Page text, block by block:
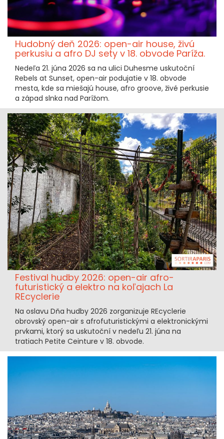
Hudobný deň 2026: open-air house, živú
perkusiu a afro DJ sety v 18. obvode Paríža.
Nedeľa 21. júna 2026 sa na ulici Duhesme uskutoční
Rebels at Sunset, open-air podujatie v 18. obvode
mesta, kde sa miešajú house, afro groove, živé perkusie
a západ slnka nad Parížom.
Festival hudby 2026: open-air afro-
futuristický a elektro na koľajach La
REcyclerie
Na oslavu Dňa hudby 2026 zorganizuje REcyclerie
obrovský open-air s afrofuturistickými a elektronickými
prvkami, ktorý sa uskutoční v nedeľu 21. júna na
tratiach Petite Ceinture v 18. obvode.